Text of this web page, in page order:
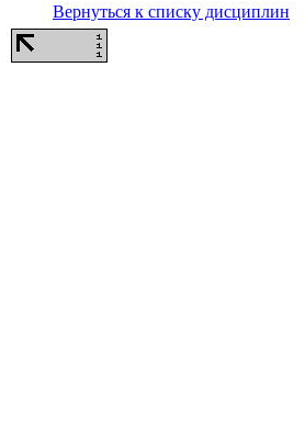
Вернуться к списку дисциплин